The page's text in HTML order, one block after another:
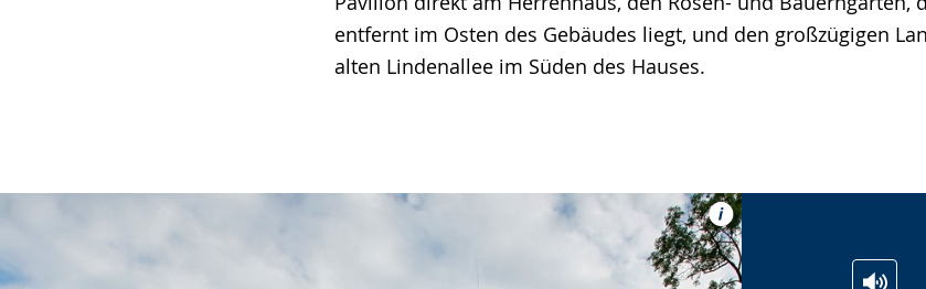
entfernt im Osten des Gebäudes liegt, und den großzügigen
alten Lindenallee im Süden des Hauses.